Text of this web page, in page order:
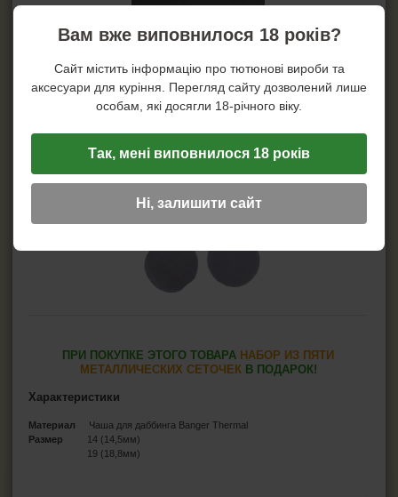
ПРИ ПОКУПКЕ ЭТОГО ТОВАРА НАБОР ИЗ ПЯТИ
МЕТАЛЛИЧЕСКИХ СЕТОЧЕКВ ПОДАРОК!
Характеристики
Материал Чаша для даббинга Banger Thermal
Размер 14 (14,5мм)
19 (18,8мм)
Вам вже виповнилося 18 років?
Сайт містить інформацію про тютюнові вироби та
аксесуари для куріння. Перегляд сайту дозволений лише
особам, які досягли 18-річного віку.
Так, мені виповнилося 18 років
Ні, залишити сайт